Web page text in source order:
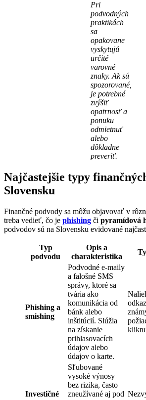
Pri
podvodných
praktikách
sa
opakovane
vyskytujú
určité
varovné
znaky. Ak sú
spozorované,
je potrebné
zvýšiť
opatrnosť a
ponuku
odmietnuť
alebo
dôkladne
preveriť.
Najčastejšie typy
Slovensku
Finančné podvody sa môžu objavovať v
treba vedieť, čo je phishing či pyramídová
podvodov sú na Slovensku evidované
Typ
podvodu
Opis a
charakteristika
Phishing a
smishing
Podvodné e-maily
a falošné SMS
správy, ktoré sa
tvária ako
komunikácia od
bánk alebo
inštitúcií. Slúžia
na získanie
prihlasovacích
údajov alebo
údajov o karte.
Investičné
Sľubované
vysoké výnosy
bez rizika, často
zneužívané aj pod